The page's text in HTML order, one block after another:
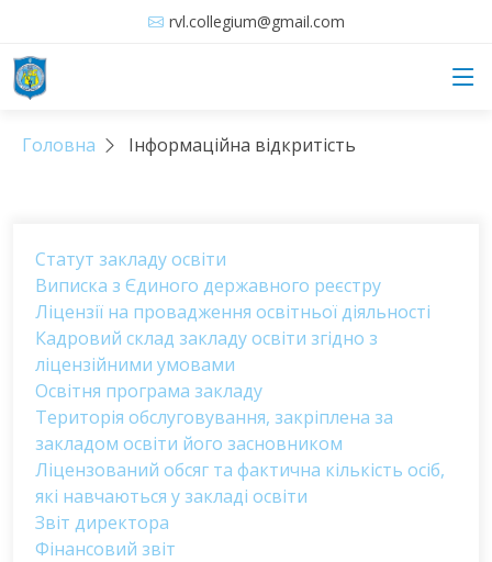
rvl.collegium@gmail.com
Головна Інформаційна відкритість
Статут закладу освіти
Виписка з Єдиного державного реєстру
Ліцензії на провадження освітньої діяльності
Кадровий склад закладу освіти згідно з
ліцензійними умовами
Освітня програма закладу
Територія обслуговування, закріплена за
закладом освіти його засновником
Ліцензований обсяг та фактична кількість осіб,
які навчаються у закладі освіти
Звіт директора
Фінансовий звіт